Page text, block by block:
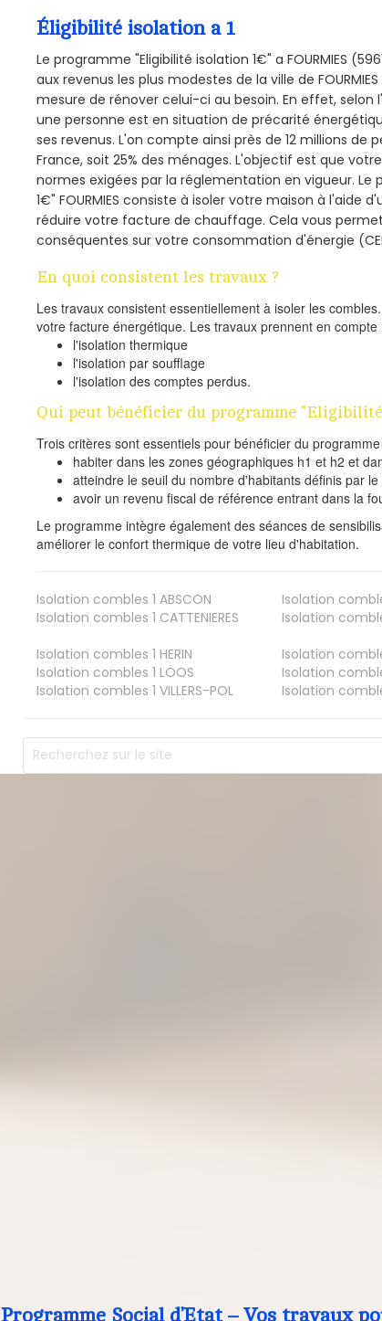
Éligibilité isolation a 1
Le programme "Eligibilité isolation 1€" a FOURMIES
aux revenus les plus modestes de la ville de
mesure de rénover celui-ci au besoin. En effet,
une personne est en situation de précarité
ses revenus. L'on compte ainsi près de 12 millions
France, soit 25% des ménages.L'objectif est que
normes exigées par la réglementation en vigueur. Le
1€" FOURMIES consiste à isoler votre maison à l'aide
réduire votre facture de chauffage. Cela vous
conséquentes sur votre consommation d'énergie
En quoi consistent les travaux ?
Les travaux consistent essentiellement à isoler les
votre facture énergétique. Les travaux prennent en compte
l'isolation thermique
l'isolation par soufflage
l'isolation des comptes perdus.
Qui peut bénéficier du programme
Trois critères sont essentiels pour bénéficier du
habiter dans les zones géographiques h1 et h2 et
atteindre le seuil du nombre d'habitants définis par
avoir un revenu fiscal de référence entrant dans la
Le programme intègre également des séances de
améliorer le confort thermique de votre lieu d'habitation.
Isolation combles 1 ABSCON Isolation
Isolation combles 1 CATTENIERES Isolation
Isolation combles 1 HERIN Isolation
Isolation combles 1 LOOS Isolation
Isolation combles 1 VILLERS-POL Isolation
Programme Social d’Etat – Vos travaux